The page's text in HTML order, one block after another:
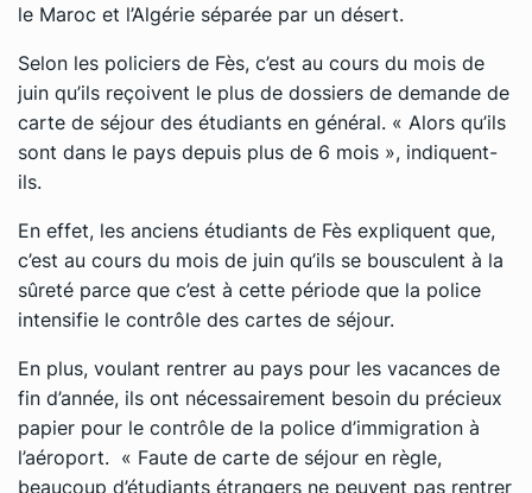
le Maroc et l’Algérie séparée par un désert.
Selon les policiers de Fès, c’est au cours du mois de
juin qu’ils reçoivent le plus de dossiers de demande de
carte de séjour des étudiants en général. « Alors qu’ils
sont dans le pays depuis plus de 6 mois », indiquent-
ils.
En effet, les anciens étudiants de Fès expliquent que,
c’est au cours du mois de juin qu’ils se bousculent à la
sûreté parce que c’est à cette période que la police
intensifie le contrôle des cartes de séjour.
En plus, voulant rentrer au pays pour les vacances de
fin d’année, ils ont nécessairement besoin du précieux
papier pour le contrôle de la police d’immigration à
l’aéroport. « Faute de carte de séjour en règle,
beaucoup d’étudiants étrangers ne peuvent pas rentrer